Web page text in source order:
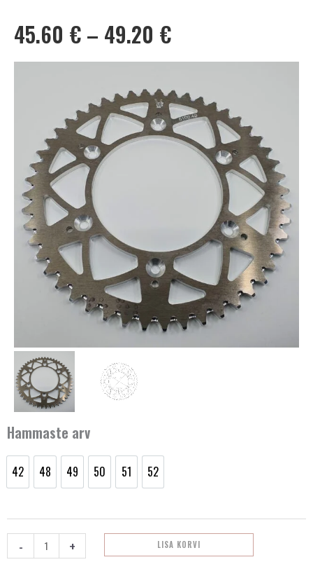
45.60 € – 49.20 €Hinnavahemik:
45.60 €
kuni
49.20 €
Hammaste arv
42
42
48
48
49
49
50
50
51
51
52
52
-
Tagumine
Honda
/
Beta
+ LISA KORVI